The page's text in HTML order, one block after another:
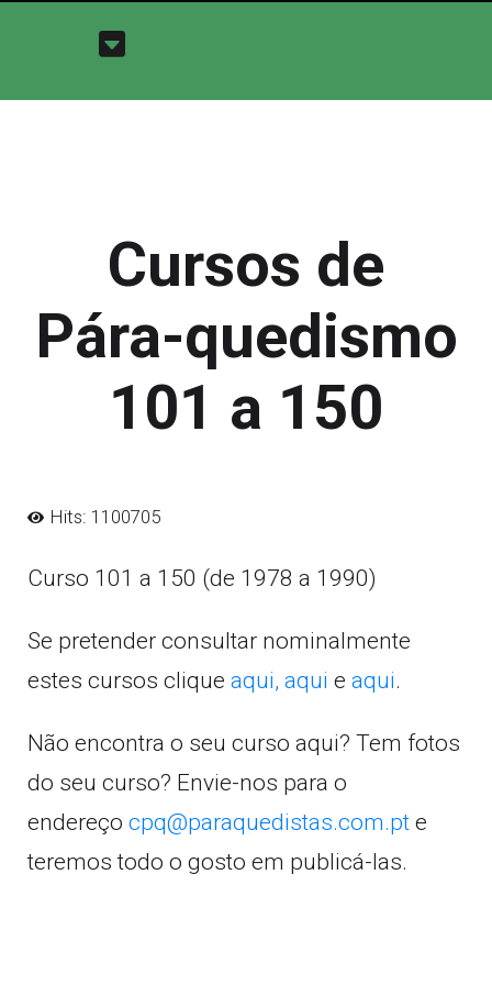
Cursos de
Pára-quedismo
101 a 150
Hits: 1100705
Curso 101 a 150 (de 1978 a 1990)
Se pretender consultar nominalmente
estes cursos clique aqui, aqui e aqui.
Não encontra o seu curso aqui? Tem fotos
do seu curso? Envie-nos para o
endereço cpq@paraquedistas.com.pt e
teremos todo o gosto em publicá-las.